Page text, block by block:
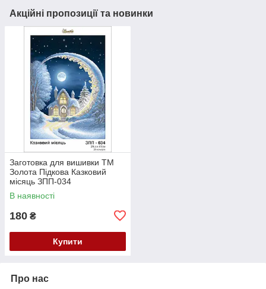
Акційні пропозиції та новинки
Заготовка для вишивки ТМ
Золота Підкова Казковий
місяць ЗПП-034
В наявності
180 ₴
Купити
Про нас